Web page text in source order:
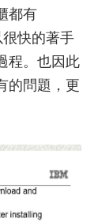
都有
快的著手
程。也因此
的問題，更